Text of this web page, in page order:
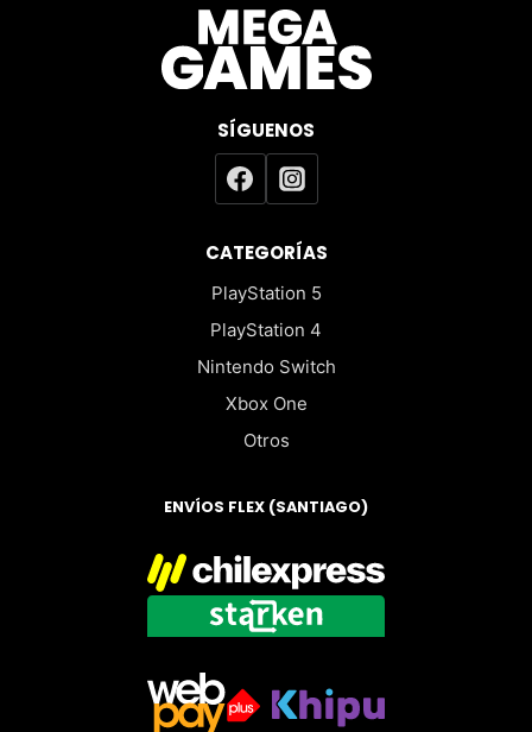
SÍGUENOS
CATEGORÍAS
PlayStation 5
PlayStation 4
Nintendo Switch
Xbox One
Otros
ENVÍOS FLEX (SANTIAGO)